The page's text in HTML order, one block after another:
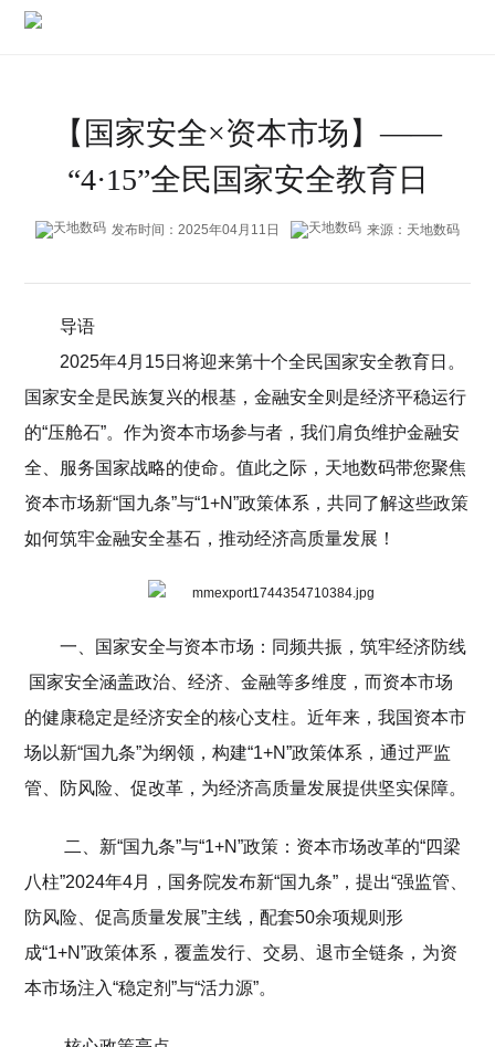
【国家安全×资本市场】——
“4·15”全民国家安全教育日
发布时间：2025年04月11日 来源：天地数码
导语
2025年4月15日将迎来第十个全民国家安全教育日。
国家安全是民族复兴的根基，金融安全则是经济平稳运行
的“压舱石”。作为资本市场参与者，我们肩负维护金融安
全、服务国家战略的使命。值此之际，天地数码带您聚焦
资本市场新“国九条”与“1+N”政策体系，共同了解这些政策
如何筑牢金融安全基石，推动经济高质量发展！
一、国家安全与资本市场：同频共振，筑牢经济防线
国家安全涵盖政治、经济、金融等多维度，而资本市场
的健康稳定是经济安全的核心支柱。近年来，我国资本市
场以新“国九条”为纲领，构建“1+N”政策体系，通过严监
管、防风险、促改革，为经济高质量发展提供坚实保障。
二、新“国九条”与“1+N”政策：资本市场改革的“四梁
八柱”2024年4月，国务院发布新“国九条”，提出“强监管、
防风险、促高质量发展”主线，配套50余项规则形
成“1+N”政策体系，覆盖发行、交易、退市全链条，为资
本市场注入“稳定剂”与“活力源”。